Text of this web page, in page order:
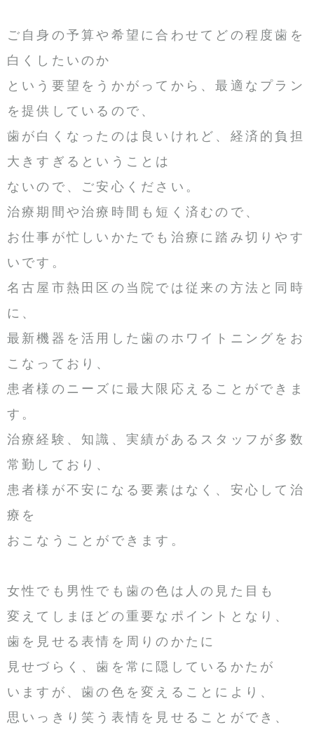
ご自身の予算や希望に合わせてどの程度歯を
白くしたいのか
という要望をうかがってから、最適なプラン
を提供しているので、
歯が白くなったのは良いけれど、経済的負担
大きすぎるということは
ないので、ご安心ください。
治療期間や治療時間も短く済むので、
お仕事が忙しいかたでも治療に踏み切りやす
いです。
名古屋市熱田区の当院では従来の方法と同時
に、
最新機器を活用した歯のホワイトニングをお
こなっており、
患者様のニーズに最大限応えることができま
す。
治療経験、知識、実績があるスタッフが多数
常勤しており、
患者様が不安になる要素はなく、安心して治
療を
おこなうことができます。
女性でも男性でも歯の色は人の見た目も
変えてしまほどの重要なポイントとなり、
歯を見せる表情を周りのかたに
見せづらく、歯を常に隠しているかたが
いますが、歯の色を変えることにより、
思いっきり笑う表情を見せることができ、